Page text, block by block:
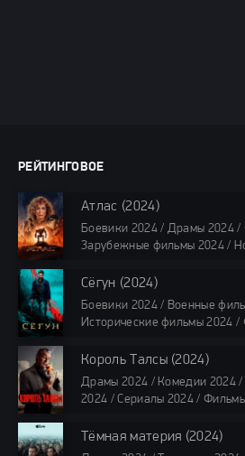
РЕЙТИНГОВОЕ
Атлас (2024)
Боевики 2024 / Драмы 2024 /
Зарубежные фильмы 2024 /
Фильмы 4K / Фильмы 2024 /
Смотреть фильмы онлайн
118 мин.
Сёгун (2024)
Боевики 2024 / Военные
Исторические фильмы 2024
Сериалы 4K / Фильмы 2024 /
TVShows / Сериалы в
озвучке HDrezka Studio /
все серии по 45 минут
Король Талсы (2024)
Драмы 2024 / Комедии 2024
2024 / Сериалы 2024 /
Сериалы в озвучке HDrezka
онлайн
Тёмная материя (2024)